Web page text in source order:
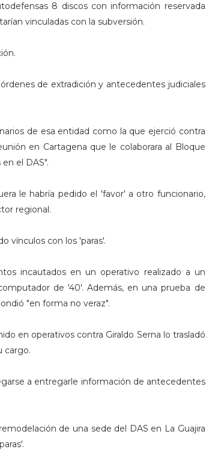
8 discos con información reservada
vinculadas con la subversión.
de extradición y antecedentes judiciales
de esa entidad como la que ejerció contra
en Cartagena que le colaborara al Bloque
el DAS".
le habría pedido el 'favor' a otro funcionario,
regional.
vínculos con los 'paras'.
incautados en un operativo realizado a un
de '40'. Además, en una prueba de
"en forma no veraz".
en operativos contra Giraldo Serna lo trasladó
cargo.
a entregarle información de antecedentes
de una sede del DAS en La Guajira